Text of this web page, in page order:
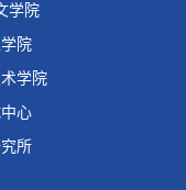
学院
院
学院
心
所